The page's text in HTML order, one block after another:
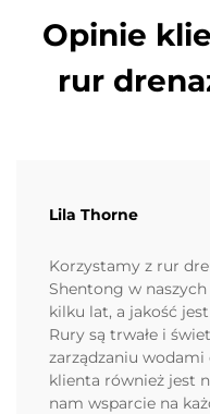
Opinie
rur
Lila Thorne
Korzystamy z rur
Shentong w
kilku lat, a jakość
Rury są trwałe i
zarządzaniu wodami
klienta również jest
nam wsparcie na